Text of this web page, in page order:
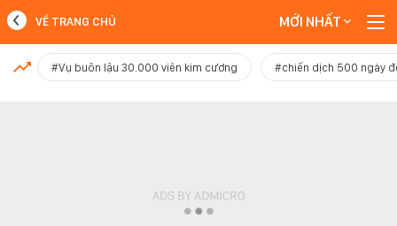
MỚI NHẤT
VỀ TRANG CHỦ MỚI NHẤT
#Vụ buôn lậu 30.000 viên kim cương #chiến dịch 500 ngày